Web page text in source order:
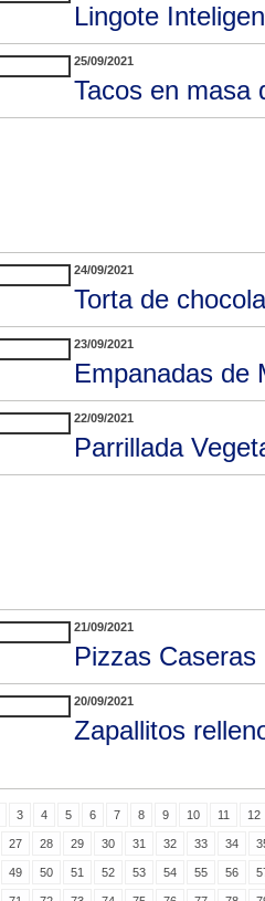
Lingote
25/09/2021
Tacos en masa
24/09/2021
Torta de
23/09/2021
Empanadas de
22/09/2021
Parrillada
21/09/2021
Pizzas Caseras
20/09/2021
Zapallitos
3 4 5 6 7 8 9 10 11 12
27 28 29 30 31 32 33 34
49 50 51 52 53 54 55 56